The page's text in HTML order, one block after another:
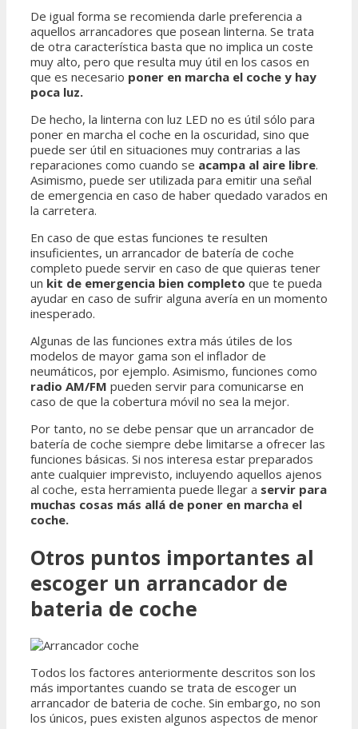
De igual forma se recomienda darle preferencia a
aquellos arrancadores que posean linterna. Se trata
de otra característica basta que no implica un coste
muy alto, pero que resulta muy útil en los casos en
que es necesario poner en marcha el coche y hay
poca luz.
De hecho, la linterna con luz LED no es útil sólo para
poner en marcha el coche en la oscuridad, sino que
puede ser útil en situaciones muy contrarias a las
reparaciones como cuando se acampa al aire libre.
Asimismo, puede ser utilizada para emitir una señal
de emergencia en caso de haber quedado varados en
la carretera.
En caso de que estas funciones te resulten
insuficientes, un arrancador de batería de coche
completo puede servir en caso de que quieras tener
un kit de emergencia bien completo que te pueda
ayudar en caso de sufrir alguna avería en un momento
inesperado.
Algunas de las funciones extra más útiles de los
modelos de mayor gama son el inflador de
neumáticos, por ejemplo. Asimismo, funciones como
radio AM/FM pueden servir para comunicarse en
caso de que la cobertura móvil no sea la mejor.
Por tanto, no se debe pensar que un arrancador de
batería de coche siempre debe limitarse a ofrecer las
funciones básicas. Si nos interesa estar preparados
ante cualquier imprevisto, incluyendo aquellos ajenos
al coche, esta herramienta puede llegar a servir para
muchas cosas más allá de poner en marcha el
coche.
Otros puntos importantes al
escoger un arrancador de
bateria de coche
Todos los factores anteriormente descritos son los
más importantes cuando se trata de escoger un
arrancador de bateria de coche. Sin embargo, no son
los únicos, pues existen algunos aspectos de menor